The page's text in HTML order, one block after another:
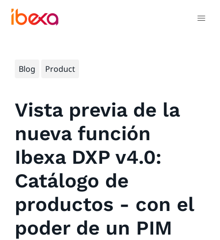
Blog Product
Vista previa de la
nueva función
Ibexa DXP v4.0:
Catálogo de
productos - con el
poder de un PIM